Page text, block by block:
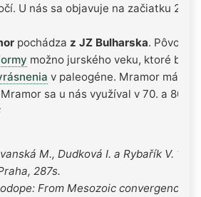
U nás sa objavuje na začiatku 20.
pochádza z JZ Bulharska.
možno jurského veku, ktoré boli
v paleogéne. Mramor má od
sa u nás využíval v 70. a 80.
M., Dudková I. a Rybařík V.
287s.
From Mesozoic convergence